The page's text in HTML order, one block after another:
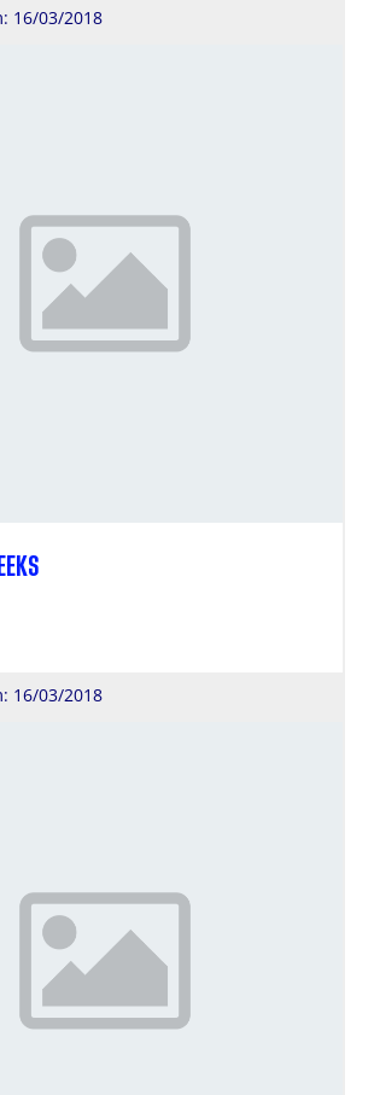
16/03/2018
16/03/2018